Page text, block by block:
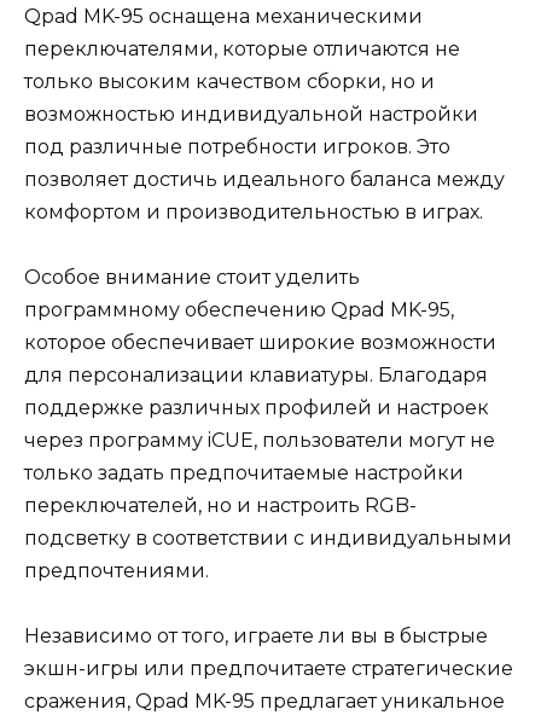
Qpad MK-95 оснащена механическими
переключателями, которые отличаются не
только высоким качеством сборки, но и
возможностью индивидуальной настройки
под различные потребности игроков. Это
позволяет достичь идеального баланса между
комфортом и производительностью в играх.
Особое внимание стоит уделить
программному обеспечению Qpad MK-95,
которое обеспечивает широкие возможности
для персонализации клавиатуры. Благодаря
поддержке различных профилей и настроек
через программу iCUE, пользователи могут не
только задать предпочитаемые настройки
переключателей, но и настроить RGB-
подсветку в соответствии с индивидуальными
предпочтениями.
Независимо от того, играете ли вы в быстрые
экшн-игры или предпочитаете стратегические
сражения, Qpad MK-95 предлагает уникальное